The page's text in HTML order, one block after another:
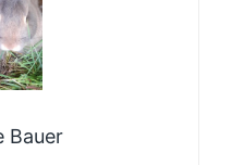
Bauer